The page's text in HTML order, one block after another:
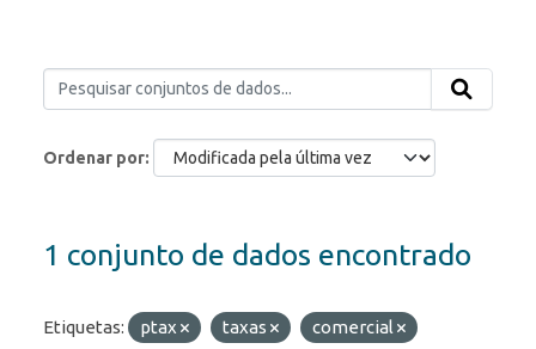
Ordenar por
1 conjunto de dados encontrado
Etiquetas: ptax taxas
comercial